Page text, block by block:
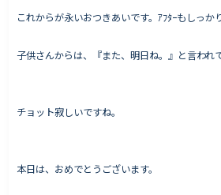
オーナー様の声
よくいただくご質問
会社情報
これからが永いおつきあいです。ｱﾌﾀｰもしっか
子供さんからは、『また、明日ね。』と言われ
チョット寂しいですね。
本日は、おめでとうございます。